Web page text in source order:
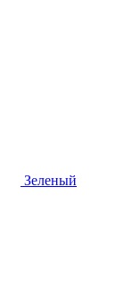
Зеленый